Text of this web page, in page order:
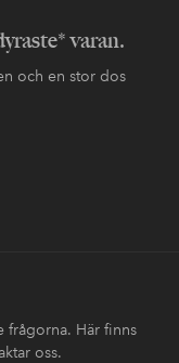
varan.
och en stor dos
frågorna. Här finns
oss.